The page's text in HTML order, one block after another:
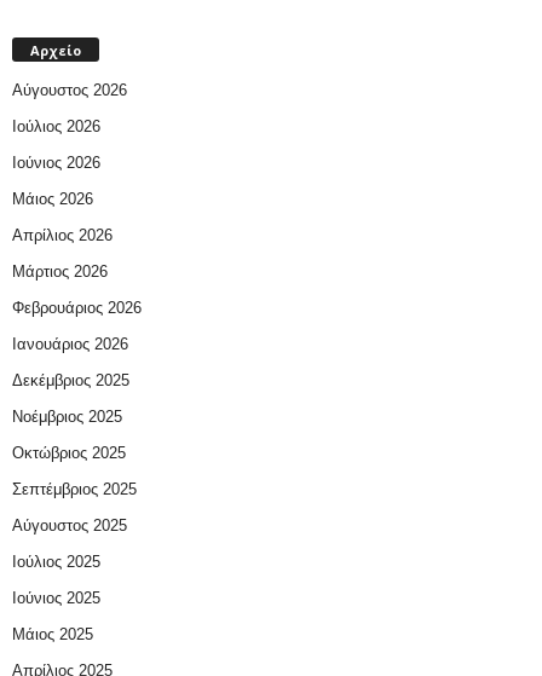
Αρχείο
Αύγουστος 2026
Ιούλιος 2026
Ιούνιος 2026
Μάιος 2026
Απρίλιος 2026
Μάρτιος 2026
Φεβρουάριος 2026
Ιανουάριος 2026
Δεκέμβριος 2025
Νοέμβριος 2025
Οκτώβριος 2025
Σεπτέμβριος 2025
Αύγουστος 2025
Ιούλιος 2025
Ιούνιος 2025
Μάιος 2025
Απρίλιος 2025